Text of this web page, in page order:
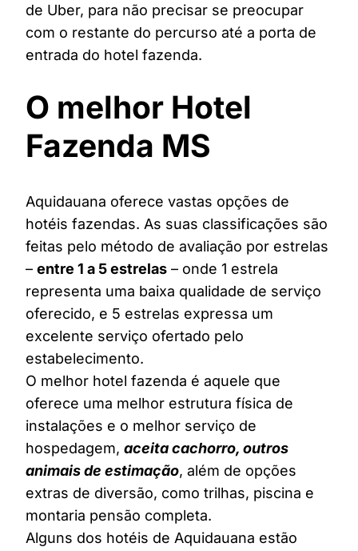
de Uber, para não precisar se preocupar
com o restante do percurso até a porta de
entrada do hotel fazenda.
O melhor Hotel
Fazenda MS
Aquidauana oferece vastas opções de
hotéis fazendas. As suas classificações são
feitas pelo método de avaliação por estrelas
– entre 1 a 5 estrelas – onde 1 estrela
representa uma baixa qualidade de serviço
oferecido, e 5 estrelas expressa um
excelente serviço ofertado pelo
estabelecimento.
O melhor hotel fazenda é aquele que
oferece uma melhor estrutura física de
instalações e o melhor serviço de
hospedagem, aceita cachorro, outros
animais de estimação, além de opções
extras de diversão, como trilhas, piscina e
montaria pensão completa.
Alguns dos hotéis de Aquidauana estão